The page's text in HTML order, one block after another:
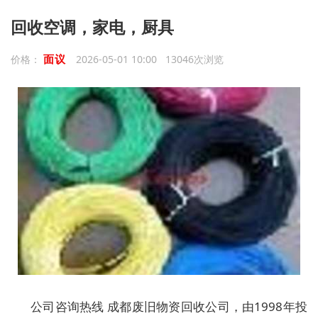
回收空调，家电，厨具
价格： 面议 2026-05-01 10:00 13046次浏览
公司咨询热线 成都废旧物资回收公司，由1998年投